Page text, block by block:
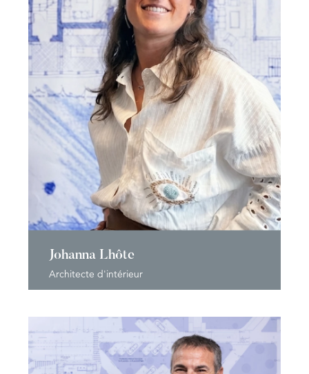
Johanna Lhôte
Architecte d'intérieur